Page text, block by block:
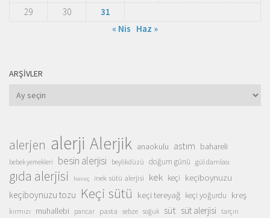
29
30
31
« Nis Haz »
ARŞIVLER
Arşivler
alerjen alerji Alerjik anaokulu astım bahareli
bebek yemekleri besin alerjisi beylikdüzü doğum günü gül damlası
gıda alerjisi havuç inek sütü alerjisi kek keçi keçiboynuzu
keçiboynuzu tozu Keçi sütü keçi tereyağ keçi yoğurdu kreş
kırmızı muhallebi pancar pasta sebze soğuk süt süt alerjisi tarçın